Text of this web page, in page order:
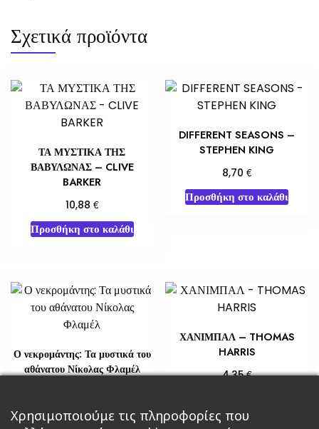
Σχετικά προϊόντα
ΤΑ ΜΥΣΤΙΚΑ ΤΗΣ
ΒΑΒΥΛΩΝΑΣ – CLIVE
BARKER
10,88 €
Προσθήκη στο καλάθι
DIFFERENT SEASONS –
STEPHEN KING
8,70 €
Προσθήκη στο καλάθι
Ο νεκρομάντης: Τα μυστικά του
αθάνατου Νίκολας Φλαμέλ
Διαβάστε περισσότερα
ΧΑΝΙΜΠΑΛ – THOMAS
HARRIS
4,35€
Χρησιμοποιούμε τις πληροφορίες που